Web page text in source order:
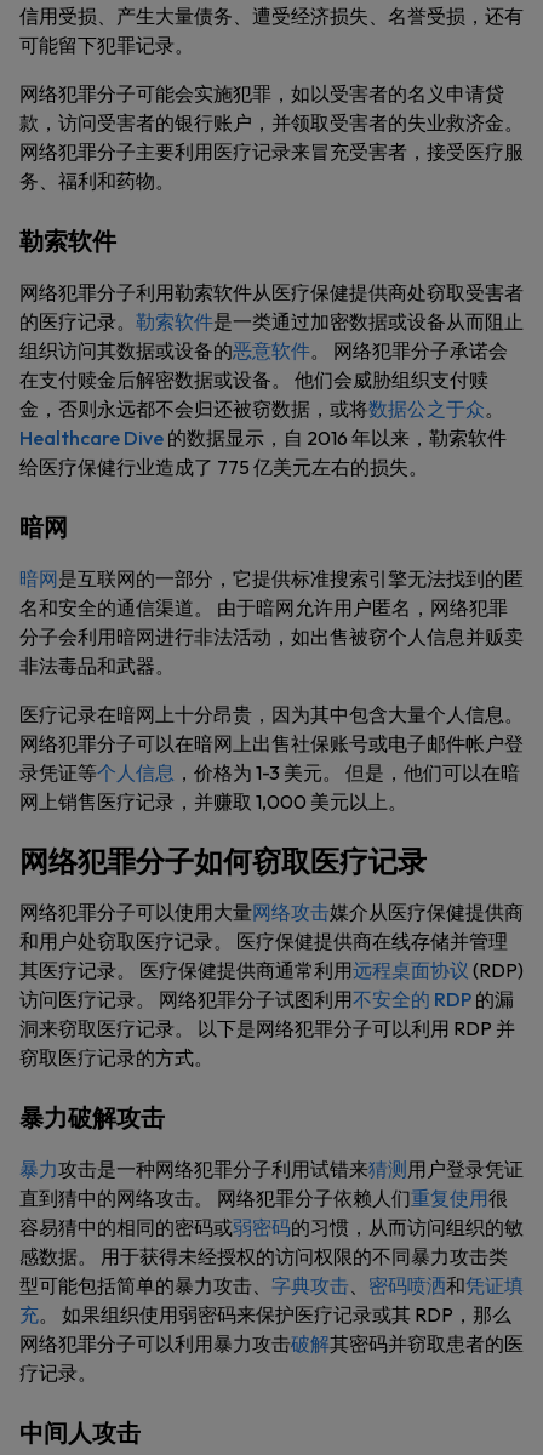
信用受损、产生大量债务、遭受经济损失、名誉受损，还有
可能留下犯罪记录。
网络犯罪分子可能会实施犯罪，如以受害者的名义申请贷
款，访问受害者的银行账户，并领取受害者的失业救济金。
网络犯罪分子主要利用医疗记录来冒充受害者，接受医疗服
务、福利和药物。
勒索软件
网络犯罪分子利用勒索软件从医疗保健提供商处窃取受害者
的医疗记录。 勒索软件是一类通过加密数据或设备从而阻止
组织访问其数据或设备的恶意软件。 网络犯罪分子承诺会
在支付赎金后解密数据或设备。 他们会威胁组织支付赎
金，否则永远都不会归还被窃数据，或将数据公之于众。
Healthcare Dive 的数据显示，自 2016 年以来，勒索软件
给医疗保健行业造成了 775 亿美元左右的损失。
暗网
暗网是互联网的一部分，它提供标准搜索引擎无法找到的匿
名和安全的通信渠道。 由于暗网允许用户匿名，网络犯罪
分子会利用暗网进行非法活动，如出售被窃个人信息并贩卖
非法毒品和武器。
医疗记录在暗网上十分昂贵，因为其中包含大量个人信息。
网络犯罪分子可以在暗网上出售社保账号或电子邮件帐户登
录凭证等个人信息 ，价格为 1-3 美元。 但是，他们可以在暗
网上销售医疗记录，并赚取 1,000 美元以上。
网络犯罪分子如何窃取医疗记录
网络犯罪分子可以使用大量网络攻击媒介从医疗保健提供商
和用户处窃取医疗记录。 医疗保健提供商在线存储并管理
其医疗记录。 医疗保健提供商通常利用远程桌面协议 (RDP)
访问医疗记录。 网络犯罪分子试图利用不安全的 RDP 的漏
洞来窃取医疗记录。 以下是网络犯罪分子可以利用 RDP 并
窃取医疗记录的方式。
暴力破解攻击
暴力攻击是一种网络犯罪分子利用试错来猜测 用户登录凭证
直到猜中的网络攻击。 网络犯罪分子依赖人们重复使用很
容易猜中的相同的密码或弱密码的习惯，从而访问组织的敏
感数据。 用于获得未经授权的访问权限的不同暴力攻击类
型可能包括简单的暴力攻击、 字典攻击、 密码喷洒和凭证填
充。 如果组织使用弱密码来保护医疗记录或其 RDP，那么
网络犯罪分子可以利用暴力攻击破解其密码并窃取患者的医
疗记录。
中间人攻击